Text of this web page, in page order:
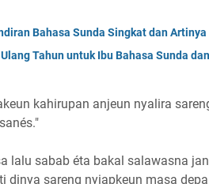
Bahasa Sunda Singkat dan Artinya
Tahun untuk Ibu Bahasa Sunda
kahirupan anjeun nyalira
lalu sabab éta bakal salawasna
dinya sareng nyiapkeun masa